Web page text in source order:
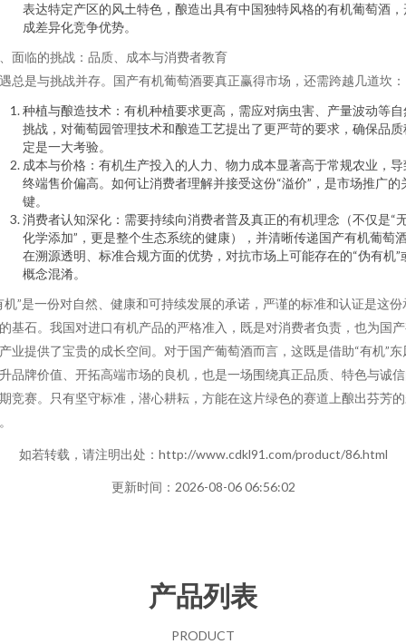
表达特定产区的风土特色，酿造出具有中国独特风格的有机葡萄酒，
成差异化竞争优势。
面临的挑战：品质、成本与消费者教育
总是与挑战并存。国产有机葡萄酒要真正赢得市场，还需跨越几道坎：
种植与酿造技术：有机种植要求更高，需应对病虫害、产量波动等自
挑战，对葡萄园管理技术和酿造工艺提出了更严苛的要求，确保品质
定是一大考验。
成本与价格：有机生产投入的人力、物力成本显著高于常规农业，导
终端售价偏高。如何让消费者理解并接受这份“溢价”，是市场推广的
键。
消费者认知深化：需要持续向消费者普及真正的有机理念（不仅是“
化学添加”，更是整个生态系统的健康），并清晰传递国产有机葡萄
在溯源透明、标准合规方面的优势，对抗市场上可能存在的“伪有机”
概念混淆。
机”是一份对自然、健康和可持续发展的承诺，严谨的标准和认证是这份
基石。我国对进口有机产品的严格准入，既是对消费者负责，也为国
业提供了宝贵的成长空间。对于国产葡萄酒而言，这既是借助“有机”东
品牌价值、开拓高端市场的良机，也是一场围绕真正品质、特色与诚
竞赛。只有坚守标准，潜心耕耘，方能在这片绿色的赛道上酿出芬芳
如若转载，请注明出处：http://www.cdkl91.com/product/86.html
更新时间：2026-08-06 06:56:02
产品列表
PRODUCT